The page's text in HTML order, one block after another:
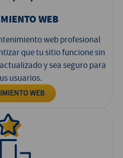
WEB
web profesional
que tu sitio funcione sin
y sea seguro para
usuarios.
WEB